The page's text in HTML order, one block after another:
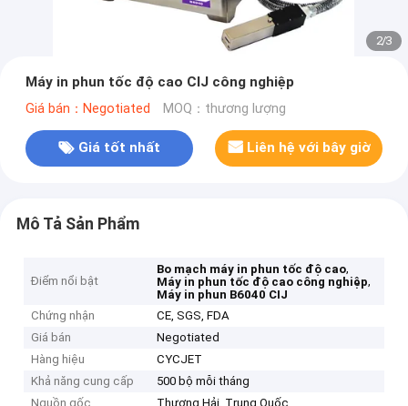
2/3
Máy in phun tốc độ cao CIJ công nghiệp
Giá bán：Negotiated MOQ：thương lượng
Giá tốt nhất Liên hệ với bây giờ
Mô Tả Sản Phẩm
Điểm nổi bật
Bo mạch máy in phun tốc độ cao,
Máy in phun tốc độ cao công nghiệp,
Máy in phun B6040 CIJ
Chứng nhận
CE, SGS, FDA
Giá bán
Negotiated
Hàng hiệu
CYCJET
Khả năng cung cấp
500 bộ mỗi tháng
Nguồn gốc
Thượng Hải, Trung Quốc